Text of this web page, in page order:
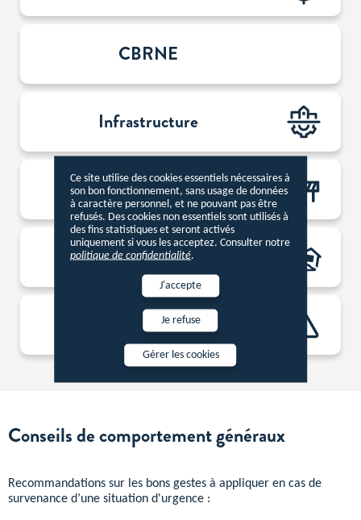
Ce site utilise des cookies essentiels nécessaires à
son bon fonctionnement, sans usage de données
à caractère personnel, et ne pouvant pas être
refusés. Des cookies non essentiels sont utilisés à
des fins statistiques et seront activés
uniquement si vous les acceptez. Consulter notre
politique de confidentialité.
J'accepte
Je refuse
Gérer les cookies
CBRNE
Infrastructure
Transport
Géophysique
Autres
Conseils de comportement généraux
Recommandations sur les bons gestes à appliquer en cas de
survenance d’une situation d'urgence :